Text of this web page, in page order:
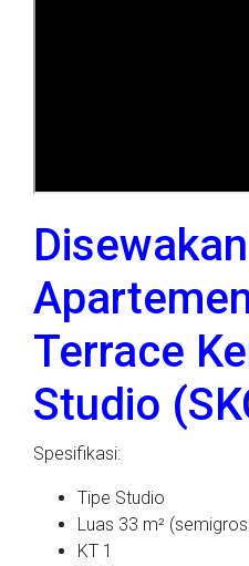
Disewakan
Terrace
Studio
Spesifikasi:
Tipe Studio
Luas 33 m²
KT 1